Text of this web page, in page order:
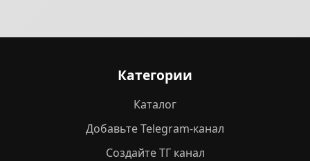
Категории
Каталог
Добавьте Telegram-канал
Создайте ТГ канал